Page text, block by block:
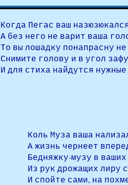
Когда Пегас ваш
А без него не варит ваша
То вы лошадку понапрасну
Снимите голову и в угол
И для стиха найдутся
Коль Муза ваша
А жизнь чернеет
Бедняжку-музу в
Из рук дрожащих лиру
И спойте сами, на